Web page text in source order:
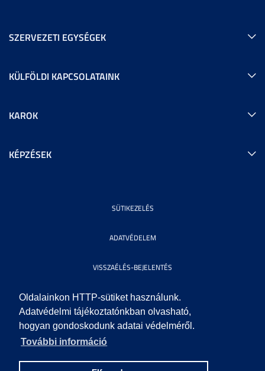
Oldalainkon HTTP-sütiket használunk.
Adatvédelmi tájékoztatónkban olvasható,
hogyan gondoskodunk adatai védelméről.
További információ
SZERVEZETI EGYSÉGEK
KÜLFÖLDI KAPCSOLATAINK
KAROK
KÉPZÉSEK
SÜTIKEZELÉS
ADATVÉDELEM
VISSZAÉLÉS-BEJELENTÉS
KÖZÉRDEKŰ ADATOK
IMPRESSZUM